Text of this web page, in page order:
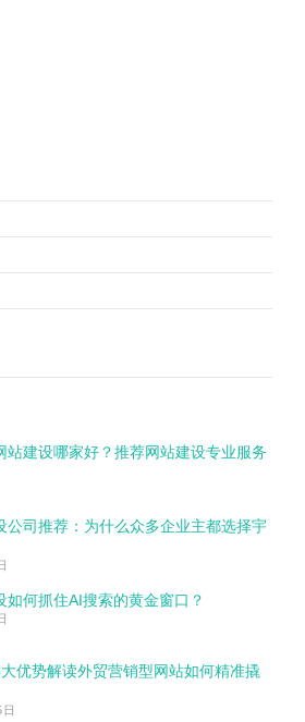
站建设哪家好？推荐网站建设专业服务
公司推荐：为什么众多企业主都选择宇
如何抓住AI搜索的黄金窗口？
优势解读外贸营销型网站如何精准撬